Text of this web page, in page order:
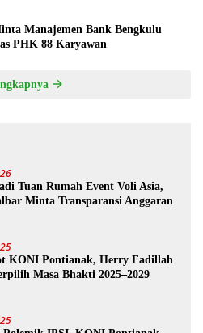
Manajemen Bank Bengkulu
PHK 88 Karyawan
Tuan Rumah Event Voli Asia,
Minta Transparansi Anggaran
KONI Pontianak, Herry Fadillah
Masa Bhakti 2025–2029